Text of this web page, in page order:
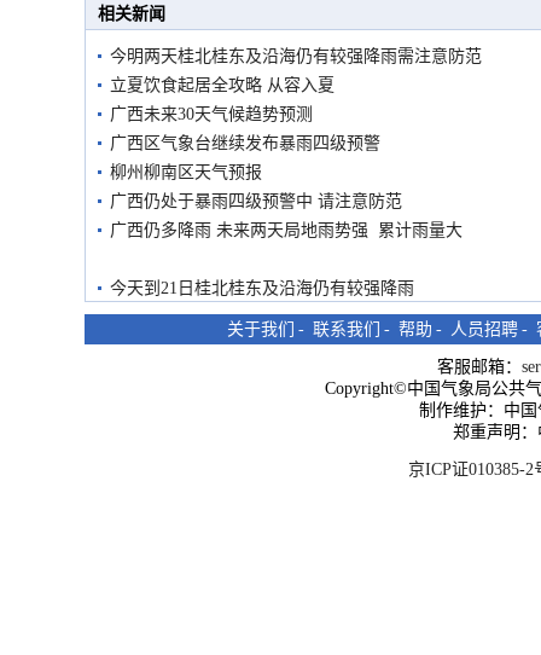
相关新闻
今明两天桂北桂东及沿海仍有较强降雨需注意防范
立夏饮食起居全攻略 从容入夏
广西未来30天气候趋势预测
广西区气象台继续发布暴雨四级预警
柳州柳南区天气预报
广西仍处于暴雨四级预警中 请注意防范
广西仍多降雨 未来两天局地雨势强 累计雨量大
今天到21日桂北桂东及沿海仍有较强降雨
关于我们 - 联系我们 - 帮助 - 人员招聘 -
客服邮箱：
Copyright©中国气象局公共
制作维护：中
郑重声明
京ICP证010385-2